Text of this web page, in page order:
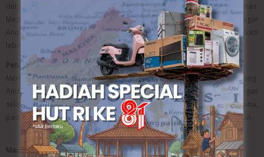
dengan dokumentasi foto dan keterangan pekerjaan yang sudah dilakukan.
Meski begitu, tetap disarankan untuk sesekali mengunjungi lokasi agar
Anda tahu perkembangan proyek secara langsung dan bisa berkomunikasi
lebih dekat dengan tim lapangan.
Penutup
Memilih kontraktor terbaik Semarang adalah investasi jangka panjang.
Anda tidak hanya membeli jasa, tapi juga kenyamanan dan ketenangan
selama proyek berlangsung. Dengan banyaknya pilihan di luar sana,
pastikan Anda mempertimbangkan secara matang sebelum memutuskan.
Mau Jasa Kontraktor Terbaik Semarang? Serahkan Saja ke Wibangun!